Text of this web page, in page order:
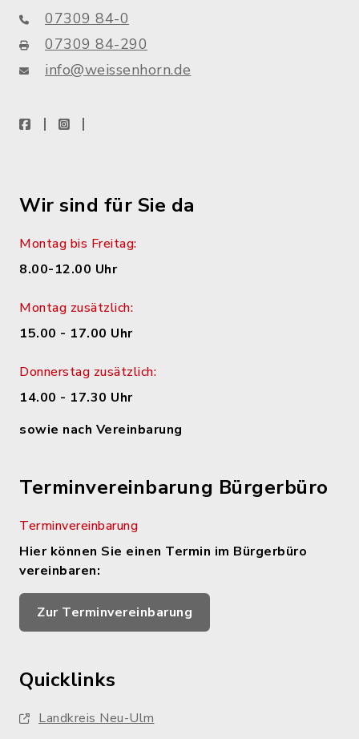
07309 84-0
07309 84-290
info@weissenhorn.de
facebookinstagram
Wir sind für Sie da
Montag bis Freitag:
8.00-12.00 Uhr
Montag zusätzlich:
15.00 - 17.00 Uhr
Donnerstag zusätzlich:
14.00 - 17.30 Uhr
sowie nach Vereinbarung
Terminvereinbarung Bürgerbüro
Terminvereinbarung
Hier können Sie einen Termin im Bürgerbüro
vereinbaren:
Zur Terminvereinbarung
Quicklinks
Landkreis Neu-Ulm